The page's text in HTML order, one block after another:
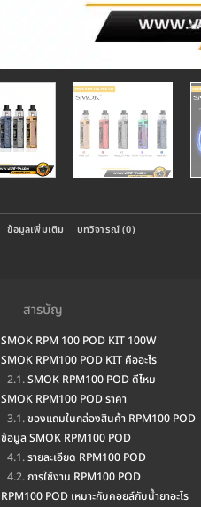
ข้อมูลเพิ่มเติม บทวิจารณ์ (0)
สารบัญ
SMOK RPM 100 POD KIT 100W
SMOK RPM100 POD KIT คืออะไร
SMOK RPM100 POD ดีไหม
SMOK RPM100 POD ราคา
ของแถมในกล่องสินค้า RPM100 POD
ข้อมูล SMOK RPM100 POD
รายละเอียด RPM100 POD
การใช้งาน RPM100 POD
RPM100 POD เหมาะกับคอยล์กับน้ำยาอะไร